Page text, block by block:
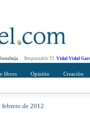
Responsable TI: Vidal Vidal
libros Opinión Creación
febrero de 2012